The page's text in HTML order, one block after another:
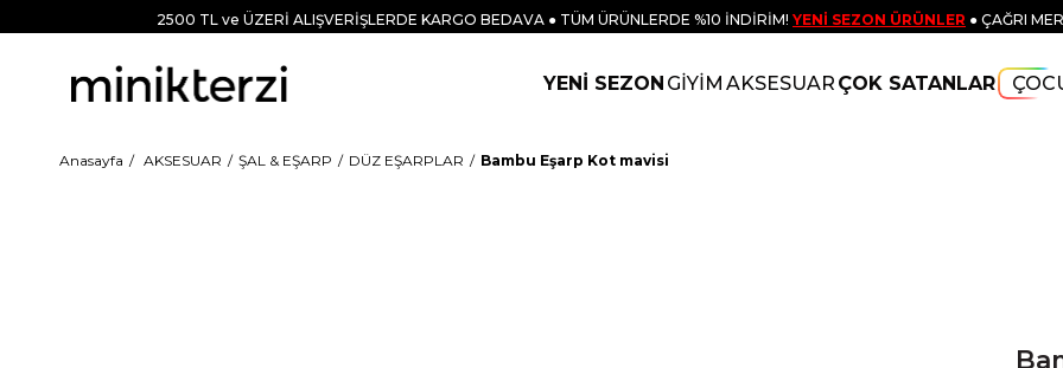
2500 TL ve ÜZERİ ALIŞVERİŞLERDE KARGO BEDAVA ● TÜM ÜRÜNLERDE %10 İNDİRİM! YENİ SEZON ÜRÜNLER ● ÇAĞRI
YENİ SEZON GİYİM AKSESUAR ÇOK SATANLAR
Anasayfa AKSESUAR ŞAL & EŞARP DÜZ EŞARPLAR
Bambu Eşarp Kot mavisi